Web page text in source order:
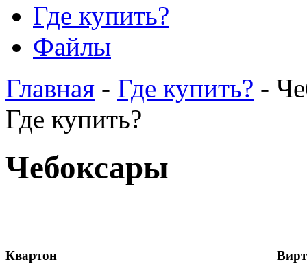
Где купить?
Файлы
Главная - Где купить? -
Где купить?
Чебоксары
Квартон